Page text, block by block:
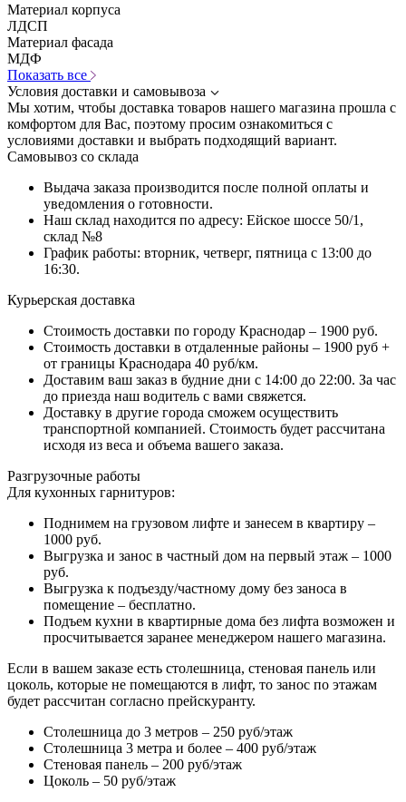
Материал корпуса
ЛДСП
Материал фасада
МДФ
Показать все
Условия доставки и самовывоза
Мы хотим, чтобы доставка товаров нашего магазина прошла с
комфортом для Вас, поэтому просим ознакомиться с
условиями доставки и выбрать подходящий вариант.
Самовывоз со склада
Выдача заказа производится после полной оплаты и
уведомления о готовности.
Наш склад находится по адресу: Ейское шоссе 50/1,
склад №8
График работы: вторник, четверг, пятница с 13:00 до
16:30.
Курьерская доставка
Стоимость доставки по городу Краснодар – 1900 руб.
Стоимость доставки в отдаленные районы – 1900 руб +
от границы Краснодара 40 руб/км.
Доставим ваш заказ в будние дни с 14:00 до 22:00. За час
до приезда наш водитель с вами свяжется.
Доставку в другие города сможем осуществить
транспортной компанией. Стоимость будет рассчитана
исходя из веса и объема вашего заказа.
Разгрузочные работы
Для кухонных гарнитуров:
Поднимем на грузовом лифте и занесем в квартиру –
1000 руб.
Выгрузка и занос в частный дом на первый этаж – 1000
руб.
Выгрузка к подъезду/частному дому без заноса в
помещение – бесплатно.
Подъем кухни в квартирные дома без лифта возможен и
просчитывается заранее менеджером нашего магазина.
Если в вашем заказе есть столешница, стеновая панель или
цоколь, которые не помещаются в лифт, то занос по этажам
будет рассчитан согласно прейскуранту.
Столешница до 3 метров – 250 руб/этаж
Столешница 3 метра и более – 400 руб/этаж
Стеновая панель – 200 руб/этаж
Цоколь – 50 руб/этаж